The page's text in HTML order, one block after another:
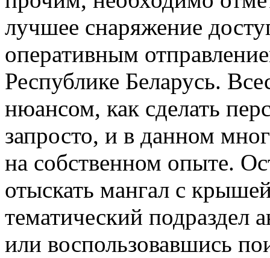
лучшее снаряжение
оперативным
Республике Беларусь.
нюансом, как сделать
запросто, и в данном
на собственном опыте.
отыскать мангал с
тематический подраздел
или воспользовавшись